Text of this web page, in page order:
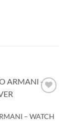
– WATCH